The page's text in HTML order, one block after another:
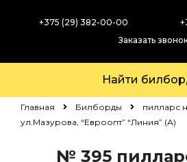
+375 (29) 382-00-00
Заказать
Найти
Главная Билборды
пилларс
ул.Мазурова, “Евроопт” “Линия” (А)
№ 395